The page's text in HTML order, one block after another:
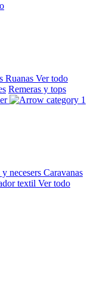
Ruanas Ver todo
Remeras y tops
necesers Caravanas
textil Ver todo